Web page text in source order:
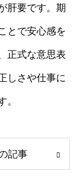
肝要です。期
とで安心感を
正式な意思表
しさや仕事に
。
記事